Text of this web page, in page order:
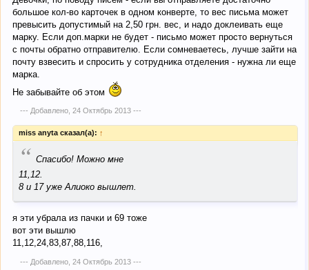
большое кол-во карточек в одном конверте, то вес письма может
превысить допустимый на 2,50 грн. вес, и надо доклеивать еще
марку. Если доп.марки не будет - письмо может просто вернуться
с почты обратно отправителю. Если сомневаетесь, лучше зайти на
почту взвесить и спросить у сотрудника отделения - нужна ли еще
марка.
Не забывайте об этом
--- Добавлено, 24 Октябрь 2013---
miss anyta сказал(а): ↑
“ Спасибо! Можно мне
11,12.
8 и 17 уже Алиоко вышлет.
я эти убрала из пачки и 69 тоже
вот эти вышлю
11,12,24,83,87,88,116,
--- Добавлено, 24 Октябрь 2013---